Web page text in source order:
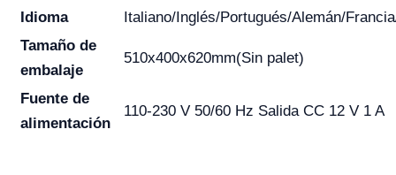
Idioma
Italiano/Inglés/Portugués/Alemán/
Tamaño de
embalaje
510x400x620mm(Sin palet)
Fuente de
alimentación
110-230 V 50/60 Hz Salida CC 12 V 1 A